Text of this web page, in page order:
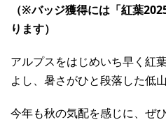
（※バッジ獲得には「紅葉
ります）
アルプスをはじめいち早く紅
よし、暑さがひと段落した低
今年も秋の気配を感じに、ぜ